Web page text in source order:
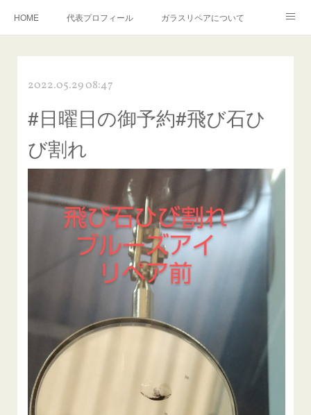
HOME 代表プロフィール ガラスリペアについて
飛び石施工料金について ガラスキズ取り/研磨・磨き・鱗取り
当店へのアクセス 建築ガラスキズ取り・研磨・磨き
【プロ使用】フッ素系ガラストリートメント『アクアペル』
欧州車モールの白サビやシミを落とす！
instagram記事 ガラスリペア施工価格
飛び石ひび割れでヒビ先が伸びた場合は？
2022.05.29 08:47
#日曜日の御予約#飛び石ひ
び割れ